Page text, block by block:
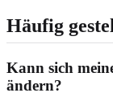
Häufig
Kann sich
ändern?